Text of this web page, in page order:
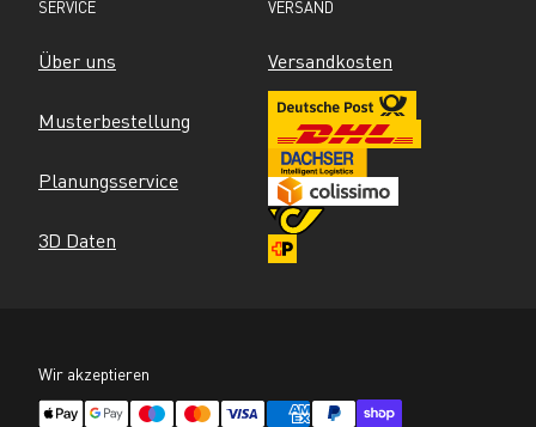
SERVICE
Über uns
Musterbestellung
Planungsservice
3D Daten
VERSAND
Versandkosten
Wir akzeptieren